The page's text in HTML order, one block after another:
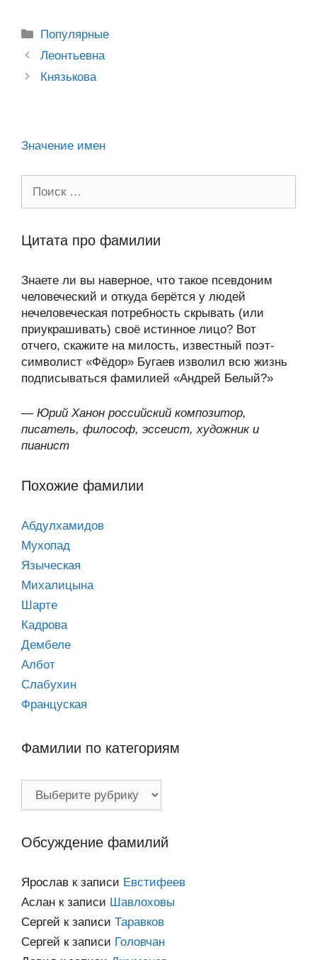
kl
a
ss
b
o
s
A
p
gr
a
m
Рубрики
Популярные
Post
navigation
Леонтьевна
Князькова
Значение имен
Цитата про фамилии
Знаете ли вы наверное, что такое псевдоним
человеческий и откуда берётся у людей
нечеловеческая потребность скрывать (или
приукрашивать) своё истинное лицо? Вот
отчего, скажите на милость, известный поэт-
символист «Фёдор» Бугаев изволил всю жизнь
подписываться фамилией «Андрей Белый?»
— Юрий Ханон российский композитор,
писатель, философ, эссеист, художник и
пианист
Похожие фамилии
Абдулхамидов
Мухопад
Языческая
Михалицына
Шарте
Кадрова
Дембеле
Албот
Слабухин
Француская
Фамилии по категориям
Обсуждение фамилий
Ярослав к записи Евстифеев
Аслан к записи Шавлоховы
Сергей к записи Таравков
Сергей к записи Головчан